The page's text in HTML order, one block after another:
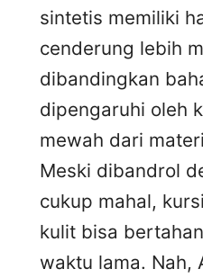
sintetis memiliki
cenderung lebih
dibandingkan
dipengaruhi oleh
mewah dari
Meski dibandrol
cukup mahal,
kulit bisa
waktu lama. Nah,